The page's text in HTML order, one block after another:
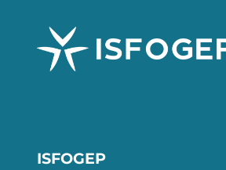
ISFOGEP